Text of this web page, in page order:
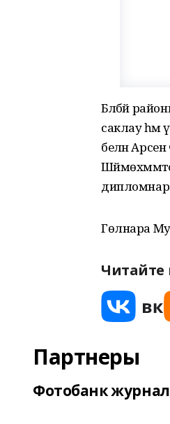
Бәләбәй
саклау
белән
дипломнар
Гөлнара
Читайте
Партнеры
Фотобанк